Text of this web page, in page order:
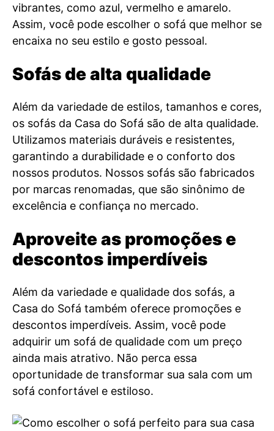
vibrantes, como azul, vermelho e amarelo.
Assim, você pode escolher o sofá que melhor se
encaixa no seu estilo e gosto pessoal.
Sofás de alta qualidade
Além da variedade de estilos, tamanhos e cores,
os sofás da Casa do Sofá são de alta qualidade.
Utilizamos materiais duráveis e resistentes,
garantindo a durabilidade e o conforto dos
nossos produtos. Nossos sofás são fabricados
por marcas renomadas, que são sinônimo de
excelência e confiança no mercado.
Aproveite as promoções e
descontos imperdíveis
Além da variedade e qualidade dos sofás, a
Casa do Sofá também oferece promoções e
descontos imperdíveis. Assim, você pode
adquirir um sofá de qualidade com um preço
ainda mais atrativo. Não perca essa
oportunidade de transformar sua sala com um
sofá confortável e estiloso.